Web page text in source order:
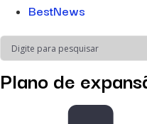
BestNews
Plano de